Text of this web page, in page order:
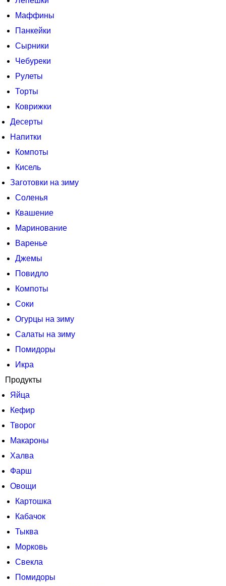
Маффины
Панкейки
Сырники
Чебуреки
Рулеты
Торты
Коврижки
Десерты
Напитки
Компоты
Кисель
Заготовки на зиму
Соленья
Квашение
Маринование
Варенье
Джемы
Повидло
Компоты
Соки
Огурцы на зиму
Салаты на зиму
Помидоры
Икра
Продукты
Яйца
Кефир
Творог
Макароны
Халва
Фарш
Овощи
Картошка
Кабачок
Тыква
Морковь
Свекла
Помидоры